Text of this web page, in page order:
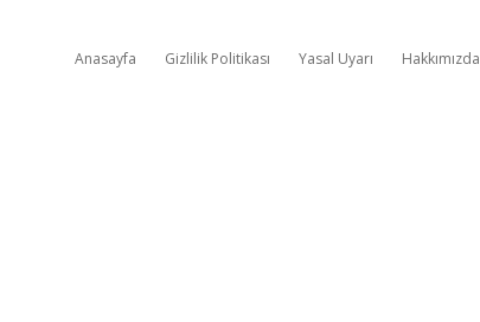
Anasayfa Gizlilik Politikası Yasal Uyarı Hakkımızda